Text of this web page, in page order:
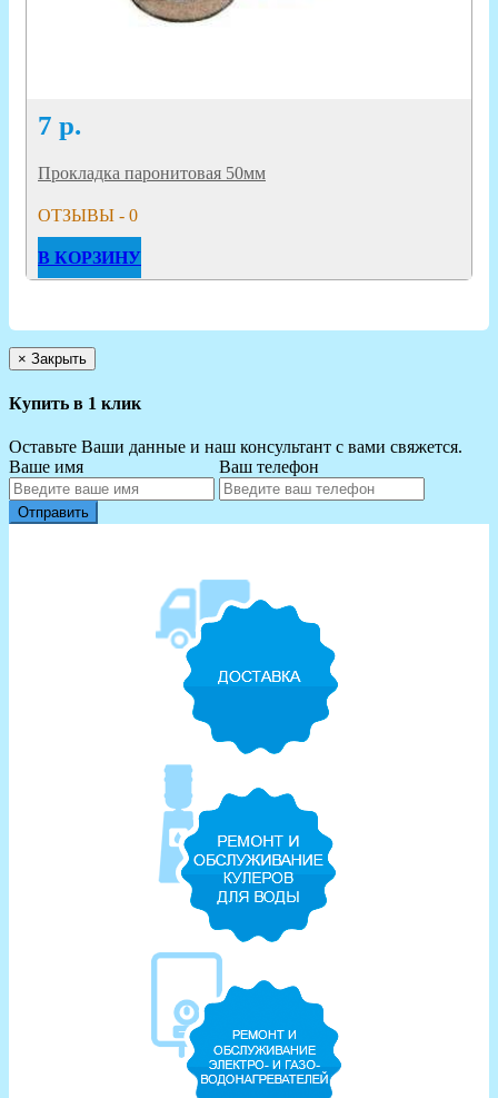
7 р.
Прокладка паронитовая 50мм
ОТЗЫВЫ - 0
В КОРЗИНУ
× Закрыть
Купить в 1 клик
Оставьте Ваши данные и наш консультант с вами свяжется.
Ваше имя
Ваш телефон
Отправить